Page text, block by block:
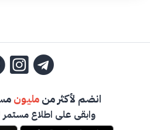
انضم لأكثر منمليون
وابقى على اطلاع مستمر